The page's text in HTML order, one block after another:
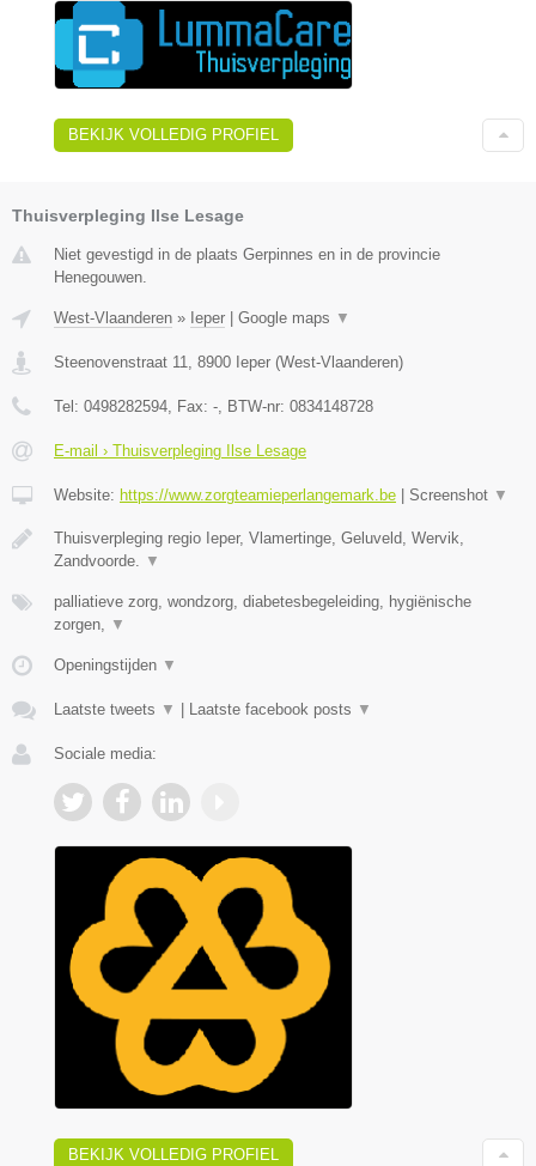
BEKIJK VOLLEDIG PROFIEL
Thuisverpleging Ilse Lesage
Niet gevestigd in de plaats Gerpinnes en in de provincie
Henegouwen.
West-Vlaanderen » Ieper Google maps ▼
Steenovenstraat 11, 8900 Ieper (West-Vlaanderen)
Tel: 0498282594, Fax: -, BTW-nr: 0834148728
E-mail › Thuisverpleging Ilse Lesage
Website: https://www.zorgteamieperlangemark.be Screenshot ▼
Thuisverpleging regio Ieper, Vlamertinge, Geluveld, Wervik,
Zandvoorde. ▼
palliatieve zorg, wondzorg, diabetesbegeleiding, hygiënische
zorgen, ▼
Openingstijden ▼
Laatste tweets ▼ Laatste facebook posts ▼
Sociale media:
BEKIJK VOLLEDIG PROFIEL